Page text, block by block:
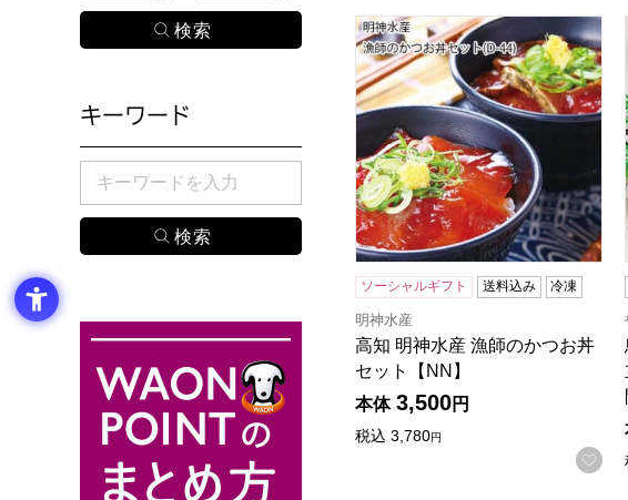
高知 明神水産 漁師のかつお丼セ
ソーシャルギフト 送料込み 冷凍
明神水産
高知 明神水産 漁師のかつお丼
セット【NN】
本体 3,500円
税込 3,780円
お
キーワード
検索したい商品のキーワードを入力してください。